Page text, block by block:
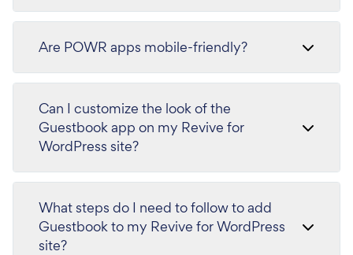
Are POWR apps mobile-friendly?
Can I customize the look of the
Guestbook app on my Revive for
WordPress site?
What steps do I need to follow to add
Guestbook to my Revive for WordPress
site?